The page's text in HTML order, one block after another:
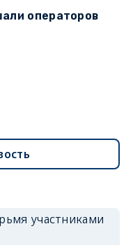
операторов
участниками